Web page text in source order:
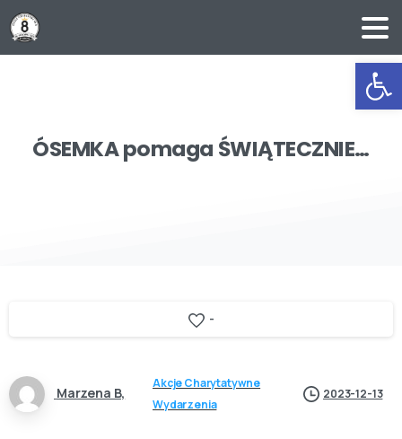
ÓSEMKApomaga ŚWIĄTECZNIE…
-
Marzena B,
Akcje Charytatywne
Wydarzenia
2023-12-13